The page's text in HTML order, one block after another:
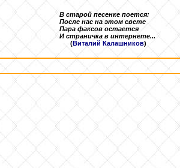
В старой песенке поется:
После нас на этом свете
Пара факсов остается
И страничка в интернете...
(Виталий Калашников)